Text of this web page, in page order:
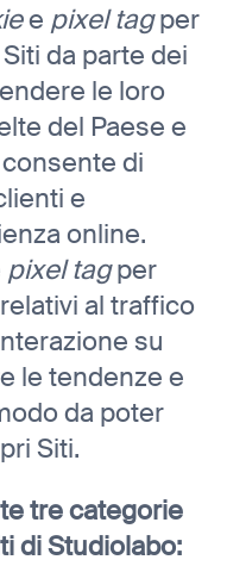
e pixel tagper
da parte dei
le loro
del Paese e
di
e
online.
pixel tagper
al traffico
su
le tendenze e
da poter
Siti.
tre categorie
di Studiolabo: